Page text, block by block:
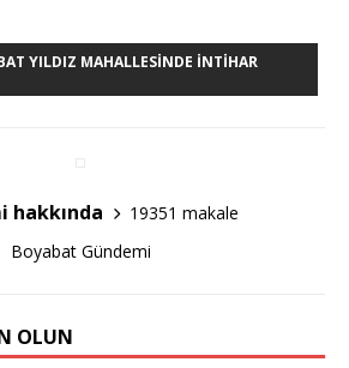
YILDIZ MAHALLESINDE İNTIHAR
hakkında
19351 makale
Boyabat Gündemi
OLUN